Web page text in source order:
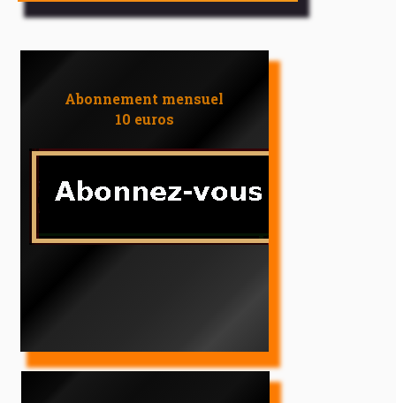
Abonnement mensuel
10 euros